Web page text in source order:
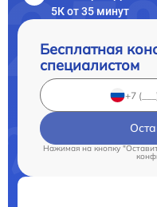
5К от 35 минут
Бесплатная
специалистом
Нажимая на кнопку